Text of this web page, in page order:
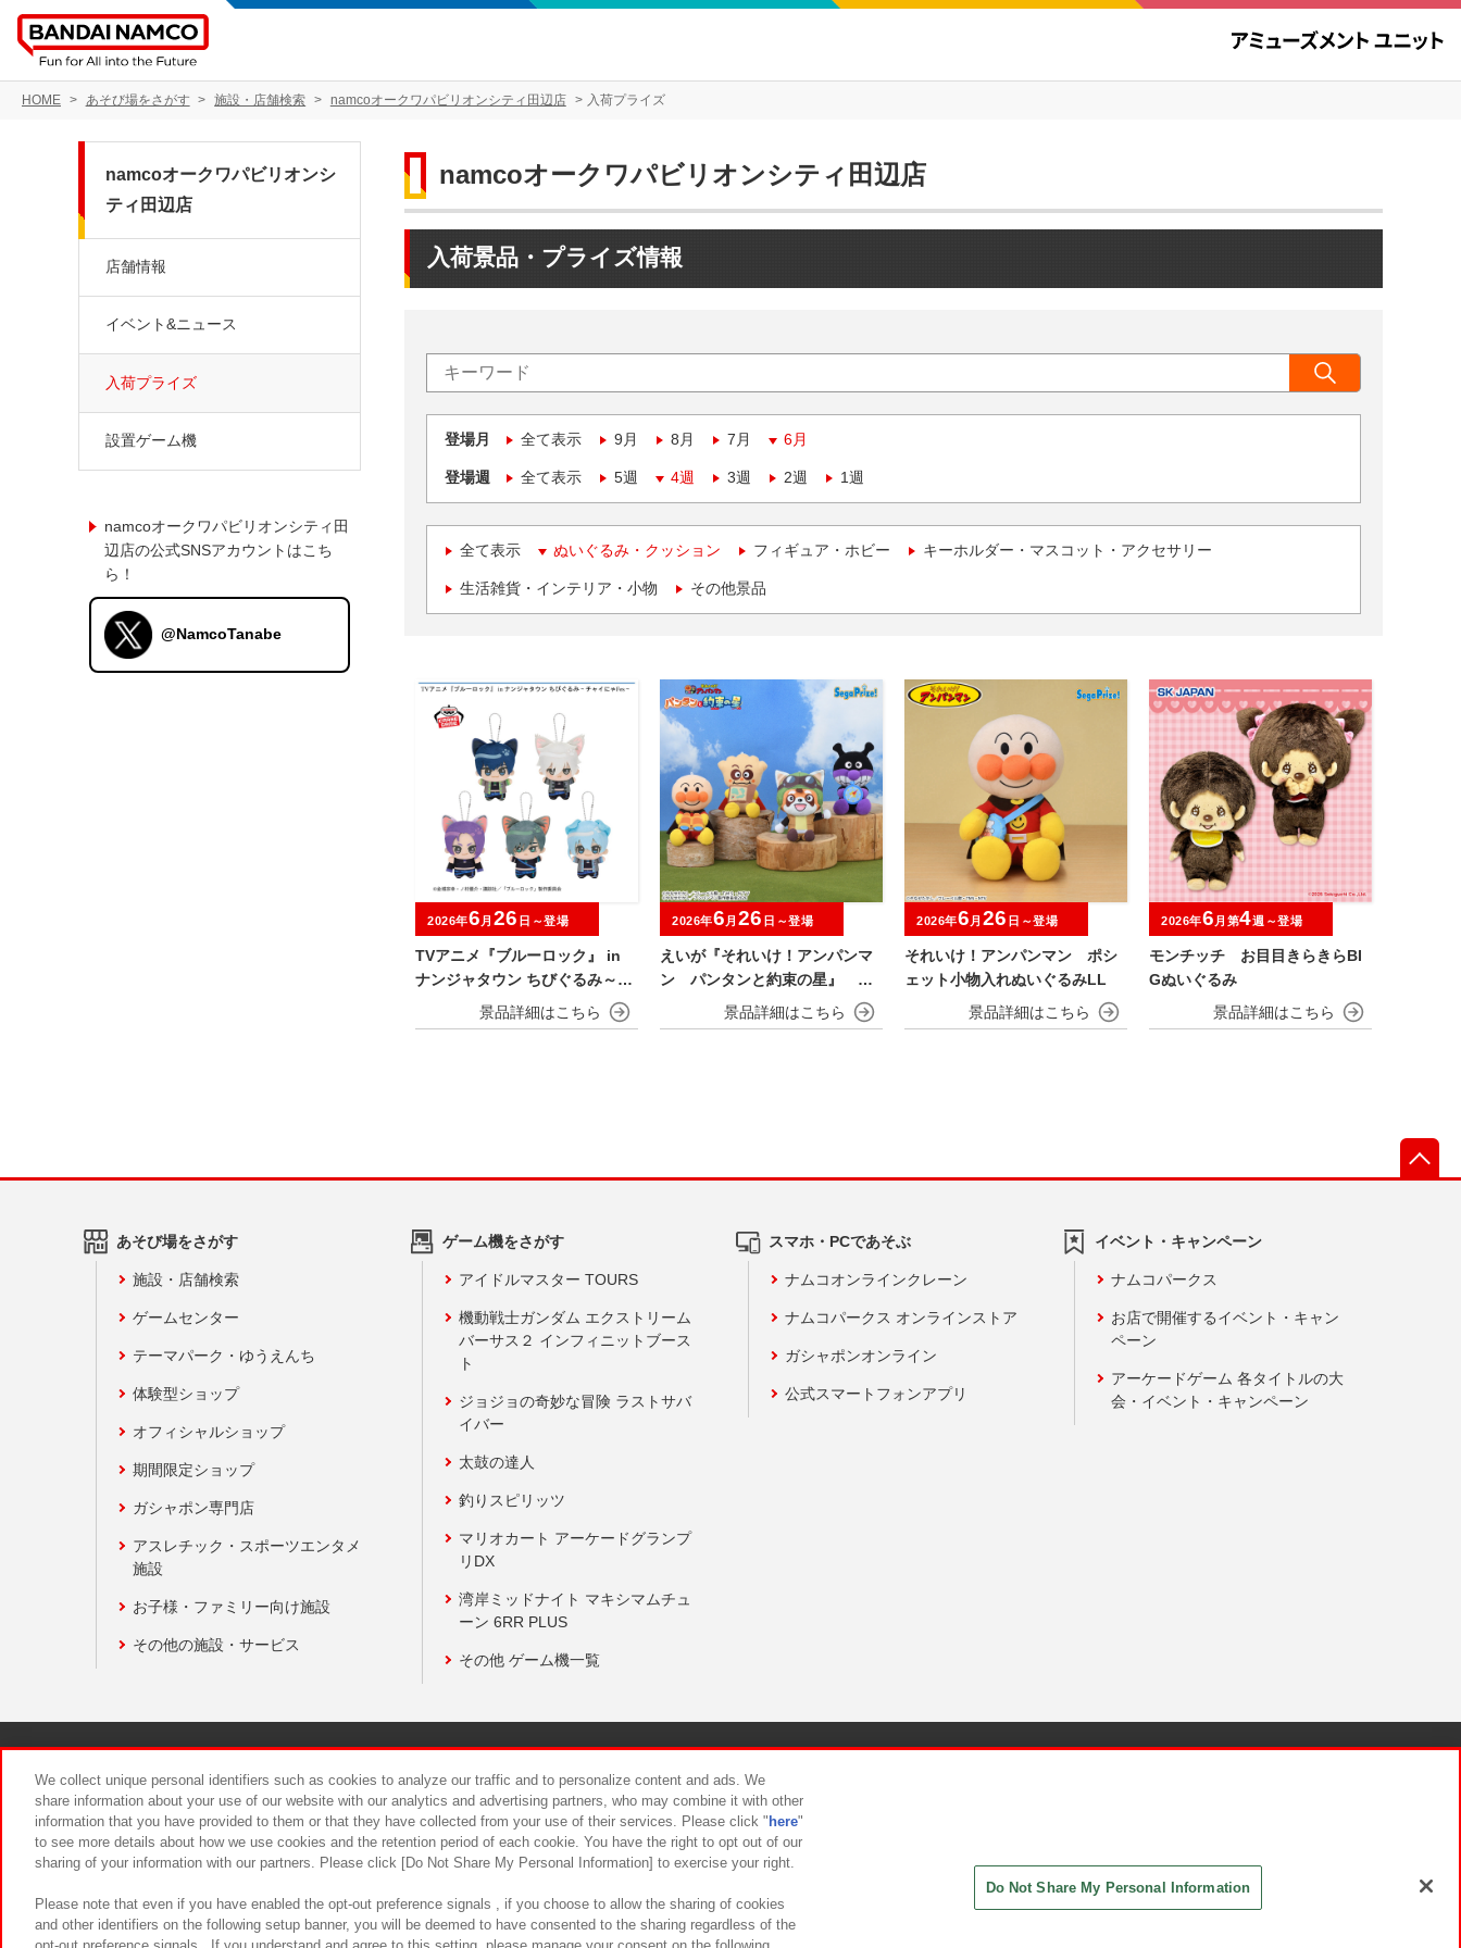
HOME あそび場をさがす 施設・店舗検索 namcoオークワパビリオンシティ田辺店 入荷プライズ
namcoオークワパビリオンシティ田辺店
入荷景品・プライズ情報
登場月 全て表示 9月 8月 7月 6月
登場週 全て表示 5週 4週 3週 2週 1週
全て表示 ぬいぐるみ・クッション フィギュア・ホビー キーホルダー・マスコット・アクセサリー
生活雑貨・インテリア・小物 その他景品
TVアニメ『ブルーロック』 in
ナンジャタウン ちびぐるみ～チ
ャイにゃFes～
2026年6 月 26 日～登場
えいが『それいけ！アンパンマ
ン パンタンと約束の星』 ぬ
2026年6 月 26 日～登場
それいけ！アンパンマン ポシ
ェット小物入れぬいぐるみLL
2026年6 月 26 日～登場
モンチッチ お目目きらきらBI
Gぬいぐるみ
2026年6 月第4週～登場
namcoオークワパビリオンシ
ティ田辺店
店舗情報
イベント&ニュース
入荷プライズ
設置ゲーム機
namcoオークワパビリオンシティ田
辺店の公式SNSアカウントはこち
ら！
@NamcoTanabe
あそび場をさがす
施設・店舗検索
ゲームセンター
テーマパーク・ゆうえんち
体験型ショップ
オフィシャルショップ
期間限定ショップ
ガシャポン専門店
アスレチック・スポーツエンタメ
施設
お子様・ファミリー向け施設
その他の施設・サービス
ゲーム機をさがす
アイドルマスター TOURS
機動戦士ガンダム エクストリーム
バーサス２ インフィニットブース
ト
ジョジョの奇妙な冒険 ラストサバ
イバー
太鼓の達人
釣りスピリッツ
マリオカート アーケードグランプ
リDX
湾岸ミッドナイト マキシマムチュ
ーン 6RR PLUS
その他 ゲーム機一覧
スマホ・PCであそぶ
ナムコオンラインクレーン
ナムコパークス オンラインストア
ガシャポンオンライン
公式スマートフォンアプリ
イベント・キャンペーン
ナムコパークス
お店で開催するイベント・キャン
ペーン
アーケードゲーム 各タイトルの大
会・イベント・キャンペーン
食品のご提供について カスタマーハラスメント対応方針
We collect unique personal identifiers such as cookies to analyze our traffic and to personalize content and ads. We
share information about your use of our website with our analytics and advertising partners, who may combine it with other
information that you have provided to them or that they have collected from your use of their services. Please click " here"
to see more details about how we use cookies and the retention period of each cookie. You have the right to opt out of our
sharing of your information with our partners. Please click [Do Not Share My Personal Information] to exercise your right.
Please note that even if you have enabled the opt-out preference signals , if you choose to allow the sharing of cookies
and other identifiers on the following setup banner, you will be deemed to have consented to the sharing regardless of the
Do Not Share My Personal Information